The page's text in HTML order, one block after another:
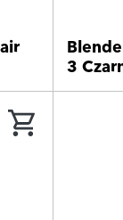
3